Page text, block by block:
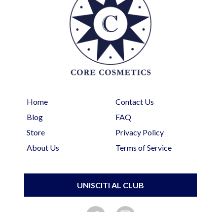
Home
Blog
Store
About Us
Contact Us
FAQ
Privacy Policy
Terms of Service
UNISCITI AL CLUB